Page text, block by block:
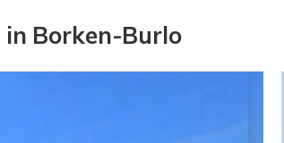
in Borken-Burlo